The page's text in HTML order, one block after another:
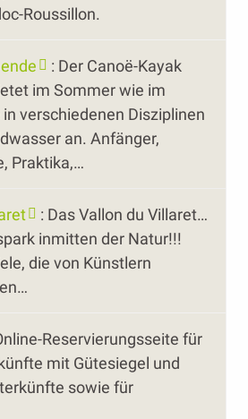
Roussillon.
: Der Canoë-Kayak
im Sommer wie im
verschiedenen Disziplinen
an. Anfänger,
Praktika,…
: Das Vallon du Villaret…
inmitten der Natur!!!
die von Künstlern
Reservierungsseite für
mit Gütesiegel und
sowie für